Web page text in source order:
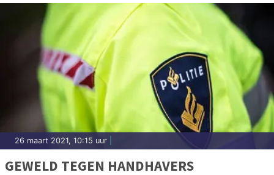
26 maart 2021, 10:15 uur
GEWELD TEGEN HANDHAVERS